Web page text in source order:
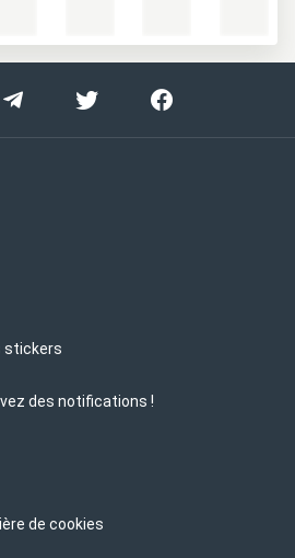
stickers
des notifications !
de cookies